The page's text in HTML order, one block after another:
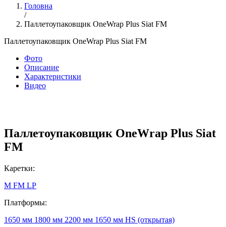
Головна
/
Паллетоупаковщик OneWrap Plus Siat FM
Паллетоупаковщик OneWrap Plus Siat FM
Фото
Описание
Характеристики
Видео
Паллетоупаковщик OneWrap Plus Siat
FM
Каретки:
M FM LP
Платформы:
1650 мм 1800 мм 2200 мм 1650 мм HS (открытая)